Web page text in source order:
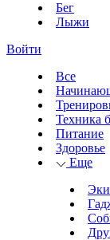
Бег
Лыжи
Войти
Все
Техника
Питание
Здоровье
Еще